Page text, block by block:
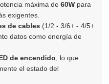
máxima de 60W para
exigentes.
de cables (1/2 - 3/6+ - 4/5+
datos como energía de
de encendido, lo que
el estado del